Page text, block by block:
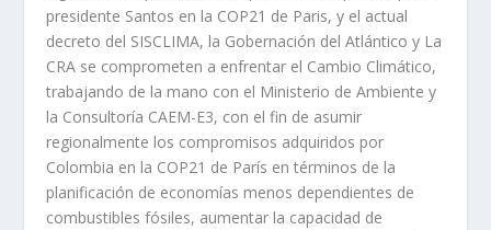
presidente Santos en la COP21 de Paris, y el actual
decreto del SISCLIMA, la Gobernación del Atlántico y La
CRA se comprometen a enfrentar el Cambio Climático,
trabajando de la mano con el Ministerio de Ambiente y
la Consultoría CAEM-E3, con el fin de asumir
regionalmente los compromisos adquiridos por
Colombia en la COP21 de París en términos de la
planificación de economías menos dependientes de
combustibles fósiles, aumentar la capacidad de